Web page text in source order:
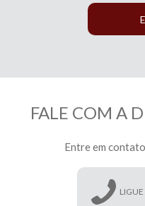
FALE COM A
Entre em